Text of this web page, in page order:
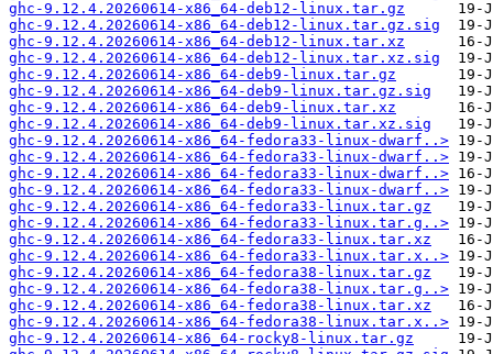
ghc-9.12.4.20260614-x86_64-deb12-linux.tar.gz
ghc-9.12.4.20260614-x86_64-deb12-linux.tar.gz.sig
ghc-9.12.4.20260614-x86_64-deb12-linux.tar.xz
ghc-9.12.4.20260614-x86_64-deb12-linux.tar.xz.sig
ghc-9.12.4.20260614-x86_64-deb9-linux.tar.gz
ghc-9.12.4.20260614-x86_64-deb9-linux.tar.gz.sig
ghc-9.12.4.20260614-x86_64-deb9-linux.tar.xz
ghc-9.12.4.20260614-x86_64-deb9-linux.tar.xz.sig
ghc-9.12.4.20260614-x86_64-fedora33-linux-dwarf..>
ghc-9.12.4.20260614-x86_64-fedora33-linux-dwarf..>
ghc-9.12.4.20260614-x86_64-fedora33-linux-dwarf..>
ghc-9.12.4.20260614-x86_64-fedora33-linux-dwarf..>
ghc-9.12.4.20260614-x86_64-fedora33-linux.tar.gz
ghc-9.12.4.20260614-x86_64-fedora33-linux.tar.g..>
ghc-9.12.4.20260614-x86_64-fedora33-linux.tar.xz
ghc-9.12.4.20260614-x86_64-fedora33-linux.tar.x..>
ghc-9.12.4.20260614-x86_64-fedora38-linux.tar.gz
ghc-9.12.4.20260614-x86_64-fedora38-linux.tar.g..>
ghc-9.12.4.20260614-x86_64-fedora38-linux.tar.xz
ghc-9.12.4.20260614-x86_64-fedora38-linux.tar.x..>
ghc-9.12.4.20260614-x86_64-rocky8-linux.tar.gz